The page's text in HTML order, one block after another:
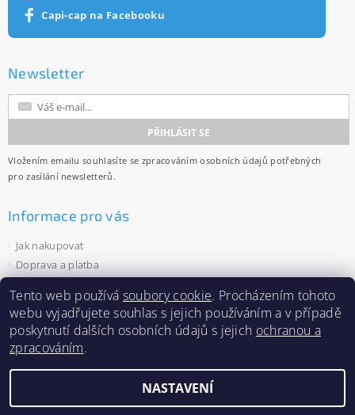
Capi-cap na Facebooku
Newsletter
Vložením emailu souhlasíte se zpracováním osobních údajů potřebných
pro zasílání newsletterů.
Informace pro vás
Jak nakupovat
Doprava a platba
Ochrana osobních údajů
Velkoobchod
Zásady používání souborů cookies
2026 ©Capi-cap.cz, všechna práva vyhrazena
Tento web používá soubory cookie. Procházením tohoto
webu vyjadřujete souhlas s jejich používáním a v případě
poskytnutí dalších osobních údajů s jejich ochranou a
zpracováním.
NASTAVENÍ